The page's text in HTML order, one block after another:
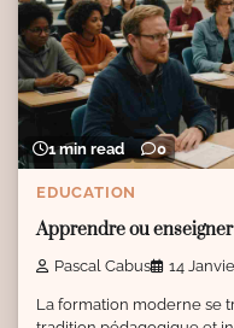
1 min read 0
EDUCATION
Apprendre ou
Pascal Cabus 14
La formation moderne se